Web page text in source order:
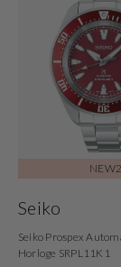
Seiko
Seiko Prospex
Horloge SRPL11K1